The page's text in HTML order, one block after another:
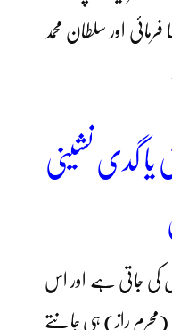
اور سلطان محمد
یا گدی نشینی
کی جاتی ہے اور اس
راز) ہی جانتے